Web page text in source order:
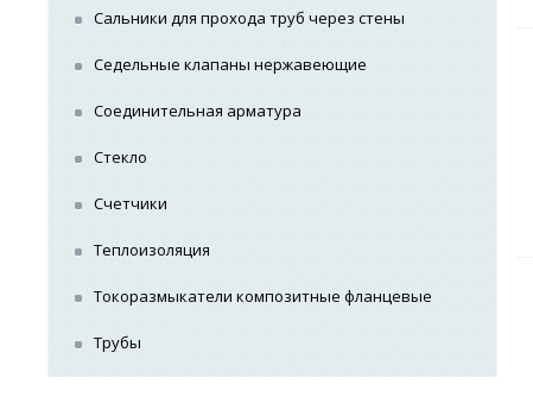
Сальники для прохода труб через стены
Седельные клапаны нержавеющие
Соединительная арматура
Стекло
Счетчики
Теплоизоляция
Токоразмыкатели композитные фланцевые
Трубы